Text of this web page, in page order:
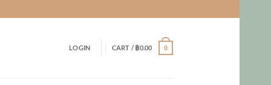
LOGIN CART /฿0.00 0